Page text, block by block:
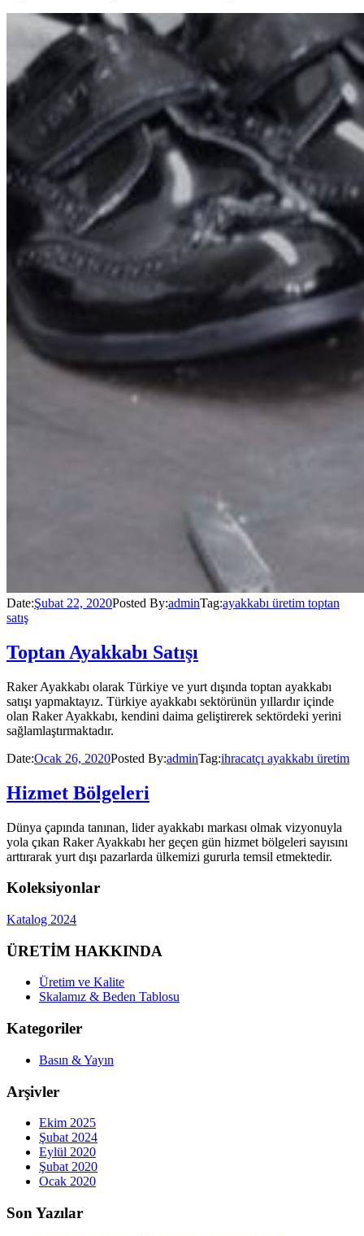
Date:Şubat 22, 2020Posted By:adminTag:ayakkabı üretim toptan
satış
Toptan Ayakkabı Satışı
Raker Ayakkabı olarak Türkiye ve yurt dışında toptan ayakkabı
satışı yapmaktayız. Türkiye ayakkabı sektörünün yıllardır içinde
olan Raker Ayakkabı, kendini daima geliştirerek sektördeki yerini
sağlamlaştırmaktadır.
Date:Ocak 26, 2020Posted By:adminTag:ihracatçı ayakkabı üretim
Hizmet Bölgeleri
Dünya çapında tanınan, lider ayakkabı markası olmak vizyonuyla
yola çıkan Raker Ayakkabı her geçen gün hizmet bölgeleri sayısını
arttırarak yurt dışı pazarlarda ülkemizi gururla temsil etmektedir.
Koleksiyonlar
Katalog 2024
ÜRETİM HAKKINDA
Üretim ve Kalite
Skalamız & Beden Tablosu
Kategoriler
Basın & Yayın
Arşivler
Ekim 2025
Şubat 2024
Eylül 2020
Şubat 2020
Ocak 2020
Son Yazılar